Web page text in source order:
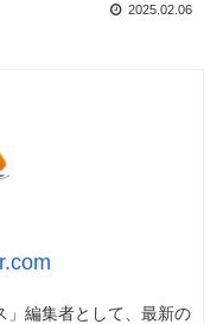
2025.02.06
」編集者として、最新の